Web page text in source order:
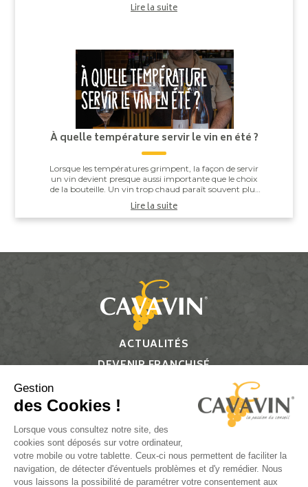
Lire la suite
À quelle température servir le vin en été ?
Lorsque les températures grimpent, la façon de servir
un vin devient presque aussi importante que le choix
de la bouteille. Un vin trop chaud paraît souvent plus
Lire la suite
ACTUALITÉS
DEVENIR FRANCHISÉ
Suivez-nous
Gestion
des Cookies !
Lorsque vous consultez notre site, des
cookies sont déposés sur votre ordinateur,
votre mobile ou votre tablette. Ceux-ci nous permettent de faciliter la
navigation, de détecter d'éventuels problèmes et d'y remédier. Nous
vous laissons la possibilité de paramétrer votre consentement aux